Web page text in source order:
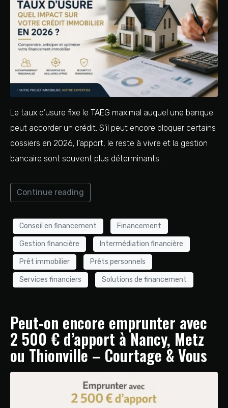
Le taux d’usure fixe le TAEG maximal auquel une banque
peut accorder un crédit. S’il peut encore bloquer certains
dossiers en 2026, l’apport, le reste à vivre et la gestion
bancaire sont souvent plus déterminants.
Continue reading
Conseil en financement Financement
Gestion financière Intermédiation financière
Prêt immobilier Prêts personnels
Services financiers Solutions de financement
Peut-on encore emprunter avec
2 500 € d’apport à Nancy, Metz
ou Thionville – Courtage & Vous